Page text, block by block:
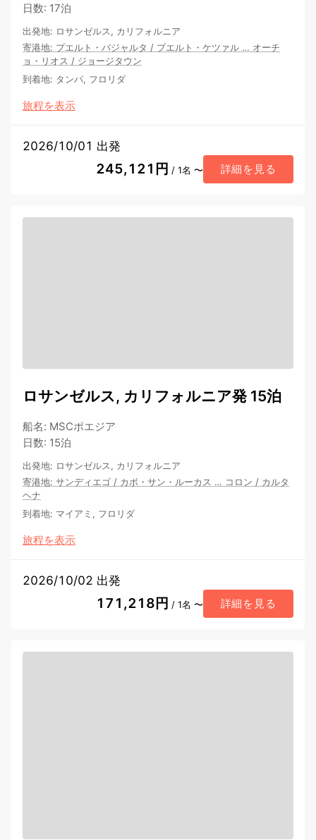
日数: 17泊
出発地: ロサンゼルス, カリフォルニア
寄港地: プエルト・バジャルタ / プエルト・ケツァル … オーチ
ョ・リオス / ジョージタウン
到着地: タンパ, フロリダ
旅程を表示
2026/10/01 出発
245,121円 / 1名 〜 詳細を見る
ロサンゼルス, カリフォルニア発 15泊
船名: MSCポエジア
日数: 15泊
出発地: ロサンゼルス, カリフォルニア
寄港地: サンディエゴ / カボ・サン・ルーカス … コロン / カルタ
ヘナ
到着地: マイアミ, フロリダ
旅程を表示
2026/10/02 出発
171,218円 / 1名 〜 詳細を見る